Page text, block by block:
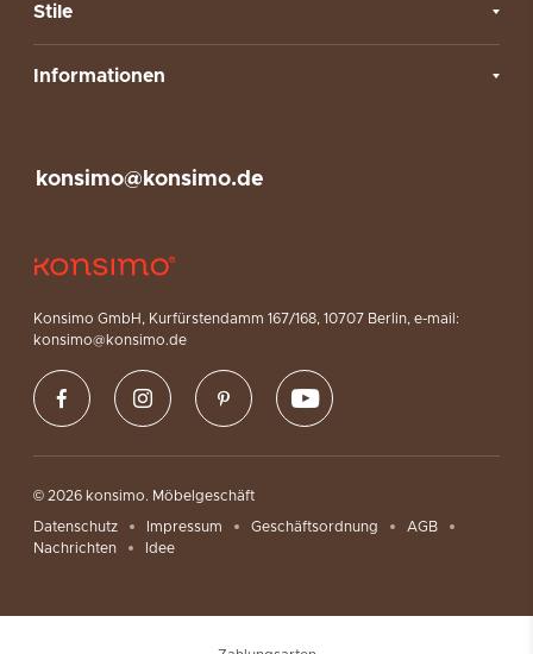
Stile
Informationen
Konsimo GmbH, Kurfürstendamm 167/168, 10707 Berlin, e-mail:
konsimo@konsimo.de
konsimo@konsimo.de
© 2026 konsimo. Möbelgeschäft
Datenschutz Impressum Geschäftsordnung
AGB
Nachrichten
Idee